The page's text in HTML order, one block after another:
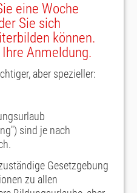
eine Woche
Sie sich
können.
Anmeldung.
aber spezieller:
sind je nach
Gesetzgebung
zu allen